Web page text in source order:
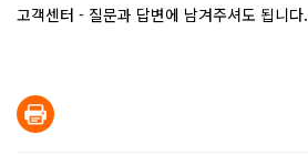
고객센터 - 질문과 답변에 남겨주셔도 됩니다.